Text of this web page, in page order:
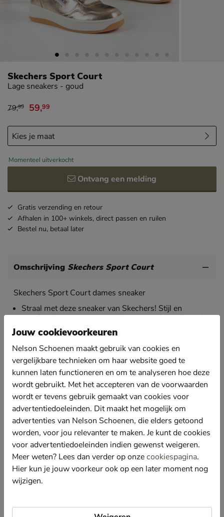
Skechers Sport Court
Lage sneakers - goud
van € 79,99 voor € 59,99
79,99 59,99
Momenteel uitverkocht
Ontvang een melding
Gratis verzending en retour
Afhalen in 100+ winkels, direct passen en ruilen
Bestel nu, betaal later
Omschrijving Skechers Sport Court
Skechers Sport Court dames sneaker
Straal met deze sneaker van Skechers! Stijl en
comfort komen samen en je loopt er helemaal trendy
Uitgevoerd in imitatieleer met glanzend zilveren
afwerking.
Gevoerd met badstof wat voor een uitstekende
vochtabsorptie zorgt en het draagplezier vergroot.
Voorzien van het Air-Cooled memoryfoam voetbed
wat demping beidt en warmte en vocht snel afvoert.
Afgewerkt met een rubberen loopzool met gum-sole-
look. De sneaker heeft ook goed grip.
Specificaties
Over Skechers
Bekijk meer
Jouw cookievoorkeuren
Nelson Schoenen maakt gebruik van cookies en
vergelijkbare technieken om haar website goed te
kunnen laten functioneren en om te analyseren hoe deze
wordt gebruikt. Met het accepteren van de voorwaarden
wordt er tevens gebruik gemaakt van cookies voor
advertentiedoeleinden. Dit maakt het mogelijk om
advertenties van Nelson Schoenen, die elders getoond
worden, voor jou relevanter te maken. Je kunt de cookies
voor advertentiedoeleinden indien gewenst weigeren.
Meer weten? Lees dan verder op onzecookiespagina.
Hier kun je jouw voorkeur ook op een later moment nog
wijzigen.